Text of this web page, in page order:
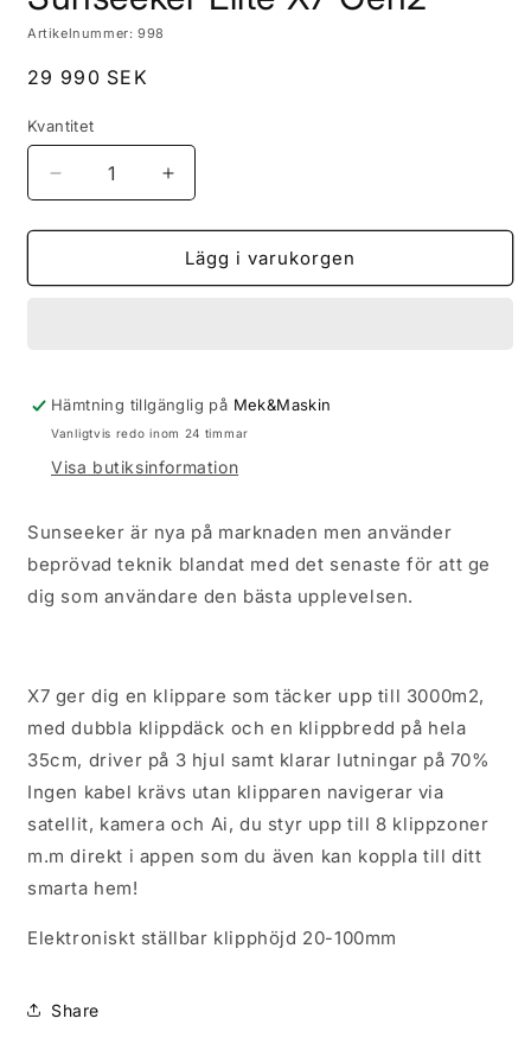
Artikelnummer: 998
Ordinarie
29 990 SEK
Kvantitet
Minska
kvantitet
för
Elite
Öka
kvantitet
för
Sunseeker
Elite
Lägg i varukorgen
Hämtning tillgänglig på Mek&Maskin
Vanligtvis redo inom 24 timmar
Visa butiksinformation
Sunseeker är nya på marknaden men använder
beprövad teknik blandat med det senaste för att ge
dig som användare den bästa upplevelsen.
X7 ger dig en klippare som täcker upp till 3000m2,
med dubbla klippdäck och en klippbredd på hela
35cm, driver på 3 hjul samt klarar lutningar på 70%
Ingen kabel krävs utan klipparen navigerar via
satellit, kamera och Ai, du styr upp till 8 klippzoner
m.m direkt i appen som du även kan koppla till ditt
smarta hem!
Elektroniskt ställbar klipphöjd 20-100mm
Share